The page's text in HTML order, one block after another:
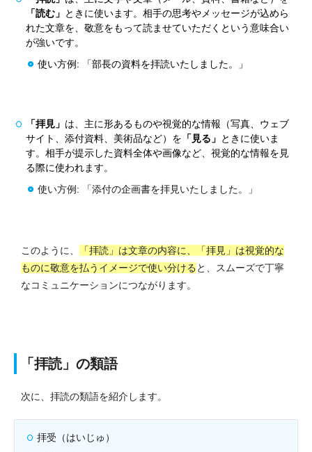
「読む」 ときに使います。 相手の思考やメッセージが込めら
れた文章を、敬意をもって読ませていただくという意味合い
が強いです。
使い方例: 「部長の資料を拝読いたしました。」
「拝見」 は、主に形あるものや視覚的な情報（写真、ウェブ
サイト、添付資料、美術品など）を 「見る」 ときに使いま
す。 相手が提示した資料全体や画像など、視覚的な情報を見
る際に使われます。
使い方例: 「添付の企画書を拝見いたしました。」
このように、
「拝読」は文章の内容に、「拝見」は視覚的な
ものに敬意を払うイメージで使い分ける と、スムーズで丁寧
なコミュニケーションにつながります。
「拝読」の類語
次に、拝読の類語を紹介します。
拝受（はいじゅ）